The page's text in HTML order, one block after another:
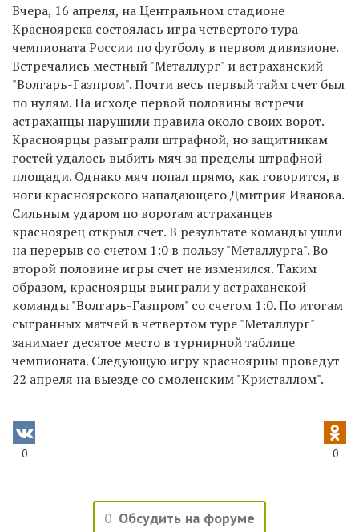
Вчера, 16 апреля, на Центральном стадионе
Красноярска состоялась игра четвертого тура
чемпионата России по футболу в первом дивизионе.
Встречались местный "Металлург" и астраханский
"Волгарь-Газпром". Почти весь первый тайм счет был
по нулям. На исходе первой половины встречи
астраханцы нарушили правила около своих ворот.
Красноярцы разыграли штрафной, но защитникам
гостей удалось выбить мяч за пределы штрафной
площади. Однако мяч попал прямо, как говорится, в
ноги красноярского нападающего Дмитрия Иванова.
Сильным ударом по воротам астраханцев
красноярец открыл счет. В результате команды ушли
на перерыв со счетом 1:0 в пользу "Металлурга". Во
второй половине игры счет не изменился. Таким
образом, красноярцы выиграли у астраханской
команды "Волгарь-Газпром" со счетом 1:0. По итогам
сыгранных матчей в четвертом туре "Металлург"
занимает десятое место в турнирной таблице
чемпионата. Следующую игру красноярцы проведут
22 апреля на выезде со смоленским "Кристаллом".
0 0
0 Обсудить на форуме